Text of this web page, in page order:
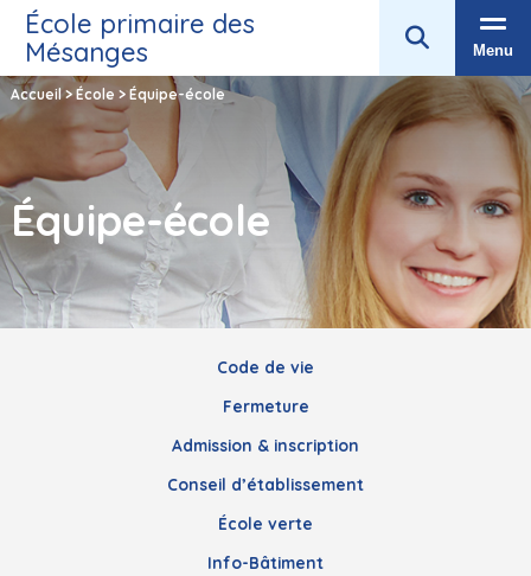
École primaire des
Mésanges
Menu
Accueil>École > Équipe-école
Équipe-école
Code de vie
Fermeture
Admission & inscription
Conseil d’établissement
École verte
Info-Bâtiment